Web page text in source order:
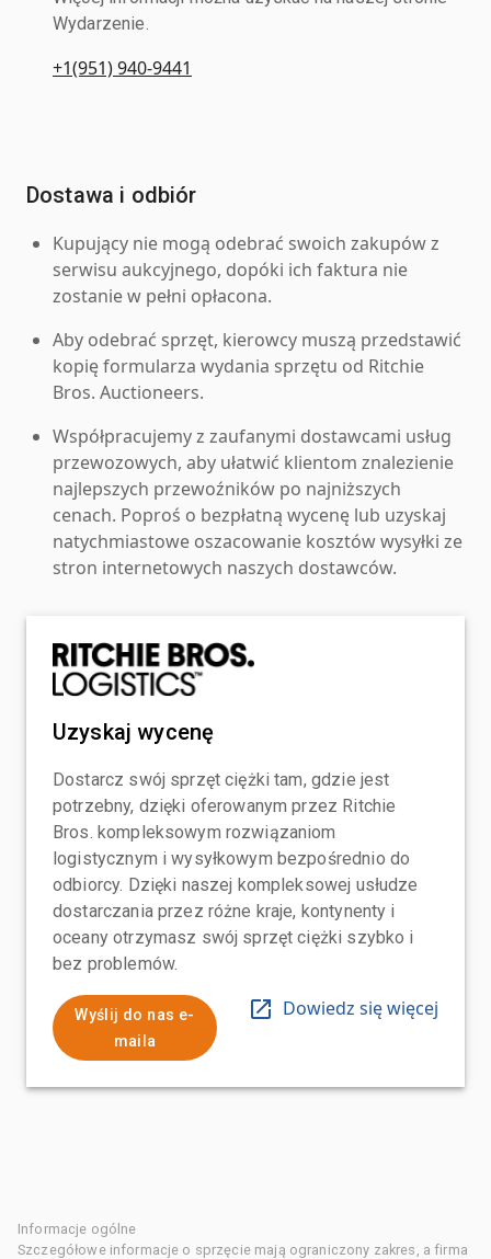
Wydarzenie.
+1(951) 940-9441
Dostawa i odbiór
Kupujący nie mogą odebrać swoich zakupów z
serwisu aukcyjnego, dopóki ich faktura nie
zostanie w pełni opłacona.
Aby odebrać sprzęt, kierowcy muszą przedstawić
kopię formularza wydania sprzętu od Ritchie
Bros. Auctioneers.
Współpracujemy z zaufanymi dostawcami usług
przewozowych, aby ułatwić klientom znalezienie
najlepszych przewoźników po najniższych
cenach. Poproś o bezpłatną wycenę lub uzyskaj
natychmiastowe oszacowanie kosztów wysyłki ze
stron internetowych naszych dostawców.
Uzyskaj wycenę
Dostarcz swój sprzęt ciężki tam, gdzie jest
potrzebny, dzięki oferowanym przez Ritchie
Bros. kompleksowym rozwiązaniom
logistycznym i wysyłkowym bezpośrednio do
odbiorcy. Dzięki naszej kompleksowej usłudze
dostarczania przez różne kraje, kontynenty i
oceany otrzymasz swój sprzęt ciężki szybko i
bez problemów.
Wyślij do nas e-
maila
Dowiedz się więcej
Informacje ogólne
Szczegółowe informacje o sprzęcie mają ograniczony zakres, a firma